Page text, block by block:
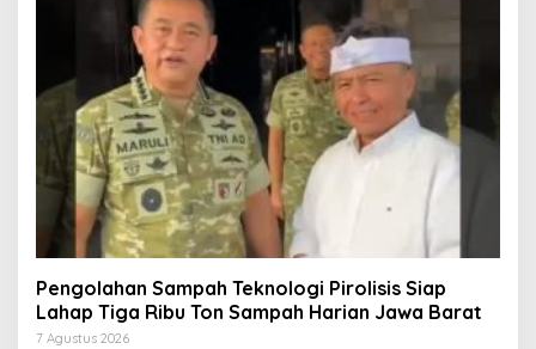
Pengolahan Sampah Teknologi Pirolisis Siap
Lahap Tiga Ribu Ton Sampah Harian Jawa Barat
7 Agustus 2026